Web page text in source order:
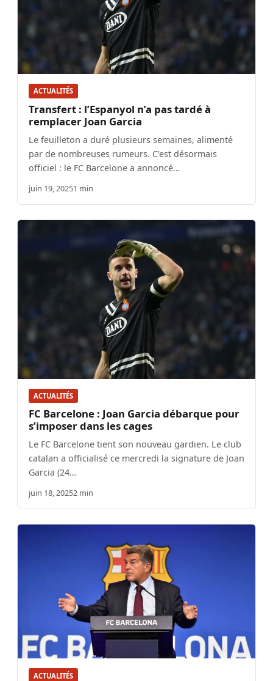
ACTUALITÉS
Transfert : l’Espanyol n’a pas tardé à
remplacer Joan Garcia
Le feuilleton a duré plusieurs semaines, alimenté
par de nombreuses rumeurs. C’est désormais
officiel : le FC Barcelone a annoncé…
juin 19, 20251 min
ACTUALITÉS
FC Barcelone : Joan Garcia débarque pour
s’imposer dans les cages
Le FC Barcelone tient son nouveau gardien. Le club
catalan a officialisé ce mercredi la signature de Joan
Garcia (24…
juin 18, 20252 min
ACTUALITÉS